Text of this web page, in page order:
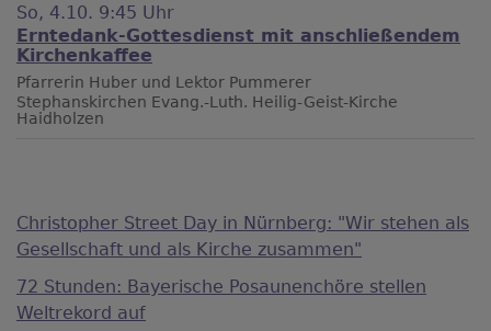
So, 4.10. 9:45 Uhr
Erntedank-Gottesdienst mit anschließendem
Kirchenkaffee
Pfarrerin Huber und Lektor Pummerer
Stephanskirchen Evang.-Luth. Heilig-Geist-Kirche
Haidholzen
Christopher Street Day in Nürnberg: "Wir stehen als
Gesellschaft und als Kirche zusammen"
72 Stunden: Bayerische Posaunenchöre stellen
Weltrekord auf